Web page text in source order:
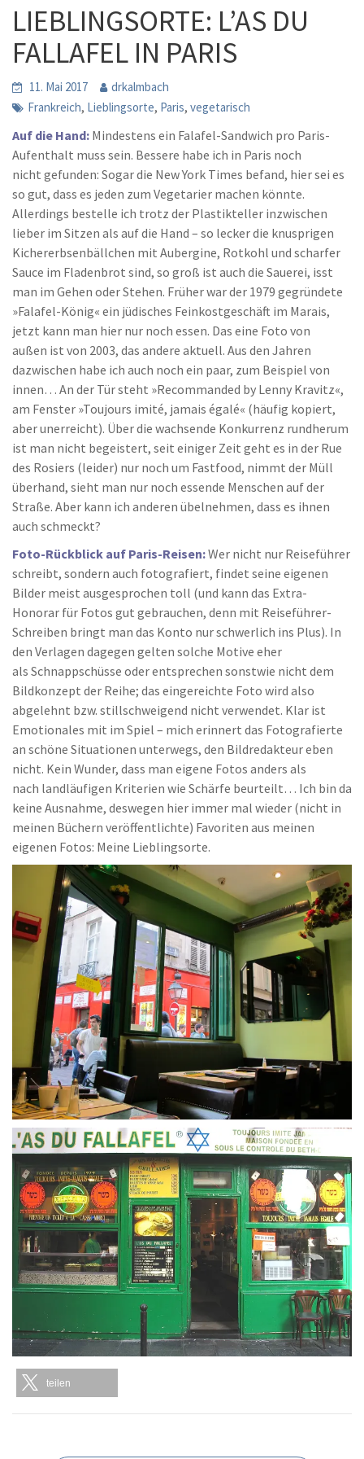
LIEBLINGSORTE: L’AS DU
FALLAFEL IN PARIS
11. Mai 2017
drkalmbach
Frankreich, Lieblingsorte, Paris, vegetarisch
Auf die Hand: Mindestens ein Falafel-Sandwich pro Paris-
Aufenthalt muss sein. Bessere habe ich in Paris noch
nicht gefunden: Sogar die New York Times befand, hier sei es
so gut, dass es jeden zum Vegetarier machen könnte.
Allerdings bestelle ich trotz der Plastikteller inzwischen
lieber im Sitzen als auf die Hand – so lecker die knusprigen
Kichererbsenbällchen mit Aubergine, Rotkohl und scharfer
Sauce im Fladenbrot sind, so groß ist auch die Sauerei, isst
man im Gehen oder Stehen. Früher war der 1979 gegründete
»Falafel-König« ein jüdisches Feinkostgeschäft im Marais,
jetzt kann man hier nur noch essen. Das eine Foto von
außen ist von 2003, das andere aktuell. Aus den Jahren
dazwischen habe ich auch noch ein paar, zum Beispiel von
innen… An der Tür steht »Recommanded by Lenny Kravitz«,
am Fenster »Toujours imité, jamais égalé« (häufig kopiert,
aber unerreicht). Über die wachsende Konkurrenz rundherum
ist man nicht begeistert, seit einiger Zeit geht es in der Rue
des Rosiers (leider) nur noch um Fastfood, nimmt der Müll
überhand, sieht man nur noch essende Menschen auf der
Straße. Aber kann ich anderen übelnehmen, dass es ihnen
auch schmeckt?
Foto-Rückblick auf Paris-Reisen:Wer nicht nur Reiseführer
schreibt, sondern auch fotografiert, findet seine eigenen
Bilder meist ausgesprochen toll (und kann das Extra-
Honorar für Fotos gut gebrauchen, denn mit Reiseführer-
Schreiben bringt man das Konto nur schwerlich ins Plus). In
den Verlagen dagegen gelten solche Motive eher
als Schnappschüsse oder entsprechen sonstwie nicht dem
Bildkonzept der Reihe; das eingereichte Foto wird also
abgelehnt bzw. stillschweigend nicht verwendet. Klar ist
Emotionales mit im Spiel – mich erinnert das Fotografierte
an schöne Situationen unterwegs, den Bildredakteur eben
nicht. Kein Wunder, dass man eigene Fotos anders als
nach landläufigen Kriterien wie Schärfe beurteilt… Ich bin da
keine Ausnahme, deswegen hier immer mal wieder (nicht in
meinen Büchern veröffentlichte) Favoriten aus meinen
eigenen Fotos: Meine Lieblingsorte.
teilen